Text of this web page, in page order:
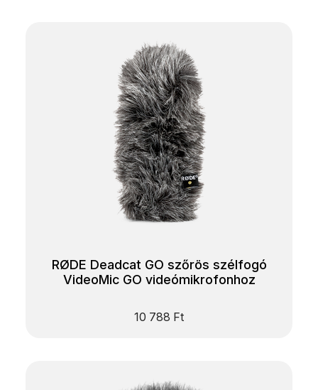
RØDE Deadcat GO szőrös szélfogó
VideoMic GO videómikrofonhoz
10 788 Ft